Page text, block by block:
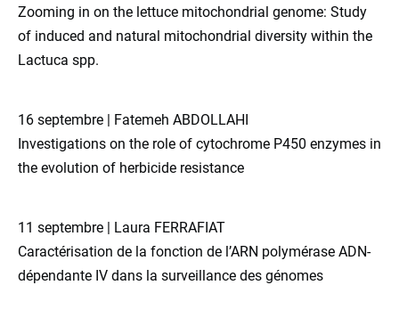
Zooming in on the lettuce mitochondrial genome: Study
of induced and natural mitochondrial diversity within the
Lactuca spp.
16 septembre | Fatemeh ABDOLLAHI
Investigations on the role of cytochrome P450 enzymes in
the evolution of herbicide resistance
11 septembre | Laura FERRAFIAT
Caractérisation de la fonction de l’ARN polymérase ADN-
dépendante IV dans la surveillance des génomes